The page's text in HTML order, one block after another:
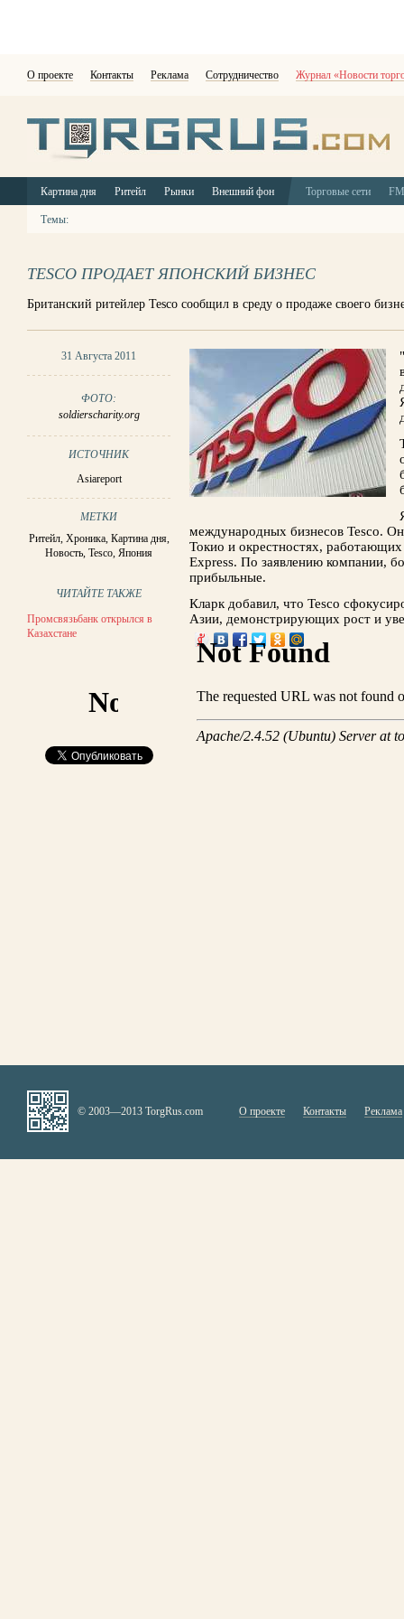
О проекте Контакты Реклама Сотрудничество Журнал «Новости
Картина дня Ритейл Рынки Внешний фон Торговые сети
Темы:
TESCO ПРОДАЕТ ЯПОНСКИЙ БИЗНЕС
Британский ритейлер Tesco сообщил в среду о продаже своего
31 Августа 2011
ФОТО:
soldierscharity.org
ИСТОЧНИК
Asiareport
МЕТКИ
Ритейл, Хроника, Картина дня,
Новость,Tesco,Япония
ЧИТАЙТЕ ТАКЖЕ
Промсвязьбанк открылся в
Казахстане
международных бизнесов Tesco.
Токио и окрестностях,
Express. По заявлению компании,
прибыльные.
Кларк добавил, что Tesco
Азии, демонстрирующих рост и
© 2003—2013 TorgRus.com О проекте Контакты Реклама